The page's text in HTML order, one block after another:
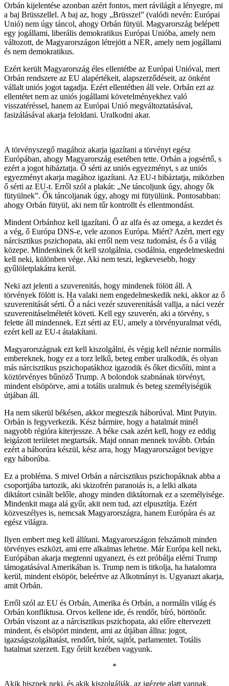
Orbán kijelentése azonban azért fontos, mert rávilágít a lényegre, mi
a baj Brüsszellel. A baj az, hogy „Brüsszel” (valódi nevén: Európai
Unió) nem úgy táncol, ahogy Orbán fütyül. Magyarország belépett
egy jogállami, liberális demokratikus Európai Unióba, amely nem
változott, de Magyarországon létrejött a NER, amely nem jogállami
és nem demokratikus.
Ezért került Magyarország éles ellentétbe az Európai Unióval, mert
Orbán rendszere az EU alapértékeit, alapszerződéseit, az önként
vállalt uniós jogot tagadja. Ezért ellentétben áll vele. Orbán ezt az
ellentétet nem az uniós jogállami követelményekhez való
visszatéréssel, hanem az Európai Unió megváltoztatásával,
fasizálásával akarja feloldani. Uralkodni akar.
A törvényszegő magához akarja igazítani a törvényt egész
Európában, ahogy Magyarország esetében tette. Orbán a jogsértő, s
ezért a jogot hibáztatja. Ő sérti az uniós egyezményt, s az uniós
egyezményt akarja magához igazítani. Az EU-t hibáztatja, miközben
ő sérti az EU-t. Erről szól a plakát: „Ne táncoljunk úgy, ahogy ők
fütyülnek”. Ők táncoljanak úgy, ahogy mi fütyülünk. Pontosabban:
ahogy Orbán fütyül, aki nem tűr kontrollt és ellentmondást.
Mindent Orbánhoz kell igazítani. Ő az alfa és az omega, a kezdet és
a vég, ő Európa DNS-e, vele azonos Európa. Miért? Azért, mert egy
nárcisztikus pszichopata, aki erről nem vesz tudomást, és ő a világ
közepe. Mindenkinek őt kell szolgálnia, csodálnia, engedelmeskedni
kell neki, különben vége. Aki nem teszi, legkevesebb, hogy
gyűlöletplakátra kerül.
Neki azt jelenti a szuverenitás, hogy mindenek fölött áll. A
törvények fölött is. Ha valaki nem engedelmeskedik neki, akkor az ő
szuverenitását sérti. Ő a náci vezér szuverenitását vallja, a náci vezér
szuverenitáselméletét követi. Kell egy szuverén, aki a törvény, s
felette áll mindennek. Ezt sérti az EU, amely a törvényuralmat védi,
ezért kell az EU-t átalakítani.
Magyarországnak ezt kell kiszolgálni, és végig kell néznie normális
embereknek, hogy ez a torz lelkű, beteg ember uralkodik, és olyan
más nárcisztikus pszichopatákhoz igazodik és őket dicsőíti, mint a
köztörvényes bűnöző Trump. A bolondok szabnának törvényt,
mindent elsöpörve, ami a totális uralmuk és beteg személyiségük
útjában áll.
Ha nem sikerül békésen, akkor megteszik háborúval. Mint Putyin.
Orbán is fegyverkezik. Kész bármire, hogy a hatalmát minél
nagyobb régióra kiterjessze. A béke csak azért kell, hogy ez eddig
leigázott területet megtartsák. Majd onnan mennek tovább. Orbán
ezért a háborúra készül, kész arra, hogy Magyarországot bevigye
egy háborúba.
Ez a probléma. S mivel Orbán a nárcisztikus pszichopáknak abba a
csoportjába tartozik, aki skizofrén paranoiás is, a lelki alkata
diktátort csinált belőle, ahogy minden diktátornak ez a személyisége.
Mindenkit maga alá gyűr, akit nem tud, azt elpusztítja. Ezért
közveszélyes is, nemcsak Magyarországra, hanem Európára és az
egész világra.
Ilyen embert meg kell állítani. Magyarországon felszámolt minden
törvényes eszközt, ami erre alkalmas lehetne. Már Európa kell neki,
Európában akarja megtenni ugyanezt, és ezt próbálja elérni Trump
támogatásával Amerikában is. Trump nem is titkolja, ha hatalomra
kerül, mindent elsöpör, beleértve az Alkotmányt is. Ugyanazt akarja,
amit Orbán.
Erről szól az EU és Orbán, Amerika és Orbán, a normális világ és
Orbán konfliktusa. Orvos kellene ide, és rendőr, bíró, börtönőr.
Orbán viszont az a nárcisztikus pszichopata, aki előre eltervezett
mindent, és elsöpört mindent, ami az útjában állna: jogot,
igazságszolgáltatást, rendőrt, bírót, sajtót, parlamentet. Totális
hatalmat szerzett. Egy őrült kezében vagyunk.
*
Akik hisznek neki, és akik kiszolgálják, az igézete alatt vannak.